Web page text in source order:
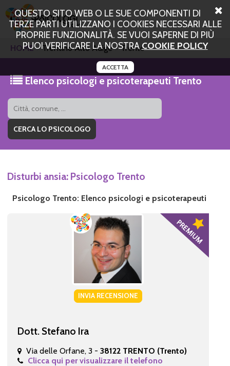
QUESTO SITO WEB O LE SUE COMPONENTI DI
TERZE PARTI UTILIZZANO I COOKIES NECESSARI ALLE
PROPRIE FUNZIONALITÀ. SE VUOI SAPERNE DI PIÙ
PUOI VERIFICARE LA NOSTRACOOKIE POLICY
ACCETTA
HOME Trentino Alto Adige Trento
Elenco psicologi e psicoterapeuti Trento
Disturbi ansia: Psicologo Trento
Psicologo Trento: Elenco psicologi e psicoterapeuti
INVIA RECENSIONE
Dott. Stefano Ira
Via delle Orfane, 3 - 38122 TRENTO (Trento)
Clicca qui per visualizzare il telefono